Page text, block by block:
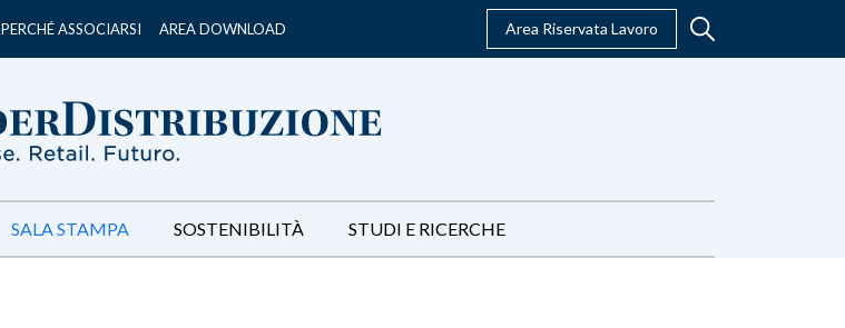
PERCHÉ ASSOCIARSI AREA DOWNLOAD Area Riservata Lavoro
SALA STAMPA SOSTENIBILITÀ STUDI E RICERCHE